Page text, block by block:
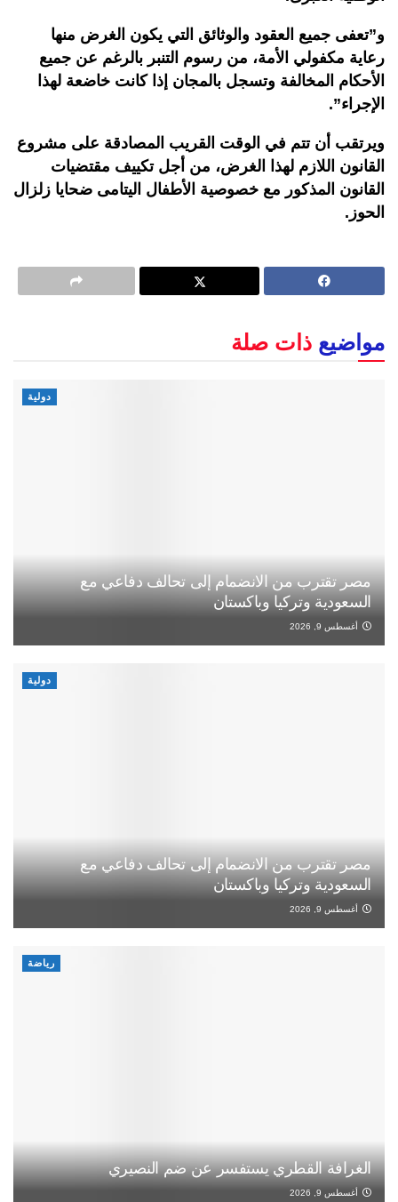
و”تعفى جميع العقود والوثائق التي يكون الغرض منها
رعاية مكفولي الأمة، من رسوم التنبر بالرغم عن جميع
الأحكام المخالفة وتسجل بالمجان إذا كانت خاضعة لهذا
الإجراء”.
ويرتقب أن تتم في الوقت القريب المصادقة على مشروع
القانون اللازم لهذا الغرض، من أجل تكييف مقتضيات
القانون المذكور مع خصوصية الأطفال اليتامى ضحايا زلزال
الحوز.
مواضيع ذات صلة
دولية
مصر تقترب من الانضمام إلى تحالف دفاعي مع
السعودية وتركيا وباكستان
أغسطس 9, 2026
دولية
مصر تقترب من الانضمام إلى تحالف دفاعي مع
السعودية وتركيا وباكستان
أغسطس 9, 2026
رياضة
الغرافة القطري يستفسر عن ضم النصيري
أغسطس 9, 2026